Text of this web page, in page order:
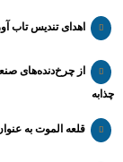
اهدای تندیس تاب
چذابه
قلعه الموت به